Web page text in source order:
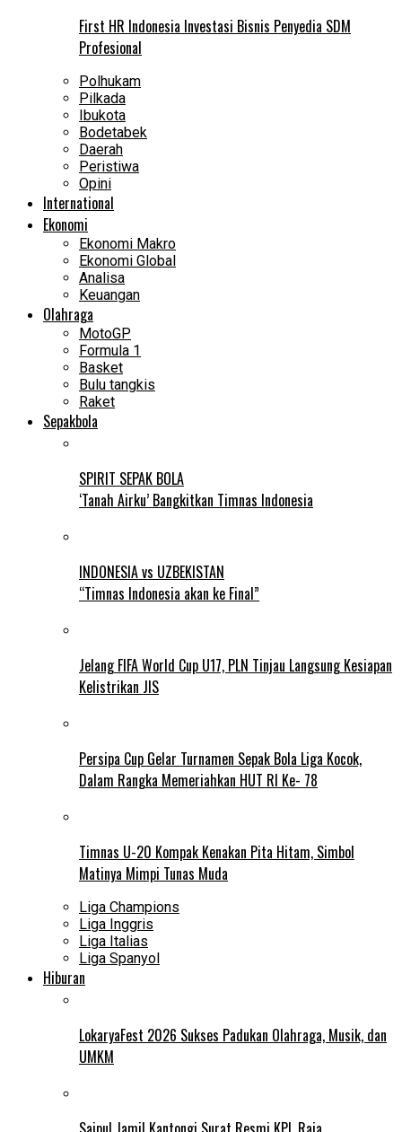
First HR Indonesia Investasi Bisnis Penyedia SDM
Profesional
Polhukam
Pilkada
Ibukota
Bodetabek
Daerah
Peristiwa
Opini
International
Ekonomi
Ekonomi Makro
Ekonomi Global
Analisa
Keuangan
Olahraga
MotoGP
Formula 1
Basket
Bulu tangkis
Raket
Sepakbola
SPIRIT SEPAK BOLA
‘Tanah Airku’ Bangkitkan Timnas Indonesia
INDONESIA vs UZBEKISTAN
“Timnas Indonesia akan ke Final”
Jelang FIFA World Cup U17, PLN Tinjau Langsung Kesiapan
Kelistrikan JIS
Persipa Cup Gelar Turnamen Sepak Bola Liga Kocok,
Dalam Rangka Memeriahkan HUT RI Ke- 78
Timnas U-20 Kompak Kenakan Pita Hitam, Simbol
Matinya Mimpi Tunas Muda
Liga Champions
Liga Inggris
Liga Italias
Liga Spanyol
Hiburan
LokaryaFest 2026 Sukses Padukan Olahraga, Musik, dan
UMKM